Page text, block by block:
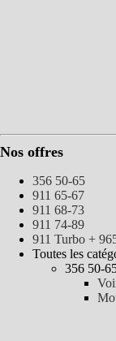
Nos offres
356 50-65
911 65-67
911 68-73
911 74-89
911 Turbo +
Toutes les
356 50-